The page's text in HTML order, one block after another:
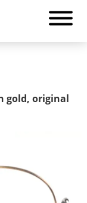
gold, original